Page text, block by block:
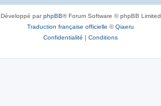
Développé parphpBB® Forum Software © phpBB Limited
Traduction française officielle ©Qiaeru
Confidentialité | Conditions